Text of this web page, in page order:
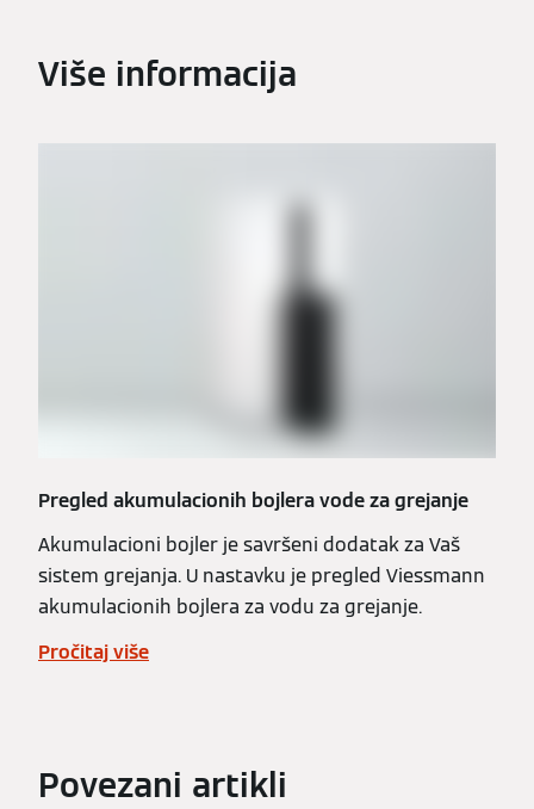
Više informacija
Pregled akumulacionih bojlera vode za grejanje
Akumulacioni bojler je savršeni dodatak za Vaš
sistem grejanja. U nastavku je pregled Viessmann
akumulacionih bojlera za vodu za grejanje.
Pročitaj više
Povezani artikli